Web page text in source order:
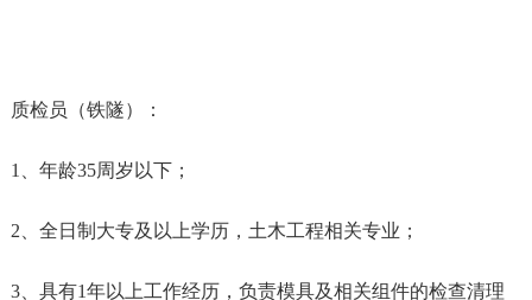
质检员（铁隧）：
1、年龄35周岁以下；
2、全日制大专及以上学历，土木工程相关专业；
3、具有1年以上工作经历，负责模具及相关组件的检查清理